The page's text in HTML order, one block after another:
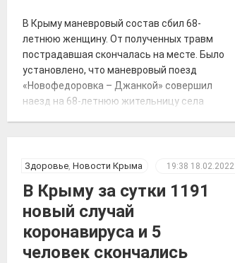
В Крыму маневровый состав сбил 68-
летнюю женщину. От полученных травм
пострадавшая скончалась на месте. Было
установлено, что маневровый поезд
«Новофедоровка – Джанкой» совершил
наезд на 68-летнюю жительницу села
«Кировская». «Женщина переходила через
для этого месте, но на сигналы,
подаваемые машинистом, […]
Здоровье, Новости Крыма 19:38 18.02.2022
В Крыму за сутки 1191
новый случай
коронавируса и 5
человек скончались